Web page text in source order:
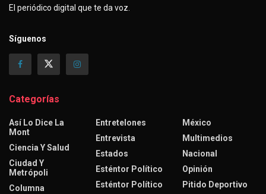
El periódico digital que te da voz.
Síguenos
Categorías
Así Lo Dice La
Mont
Ciencia Y Salud
Ciudad Y
Metrópoli
Columna
Entretelones
Entrevista
Estados
Esténtor Político
Esténtor Político
México
Multimedios
Nacional
Opinión
Pitido Deportivo